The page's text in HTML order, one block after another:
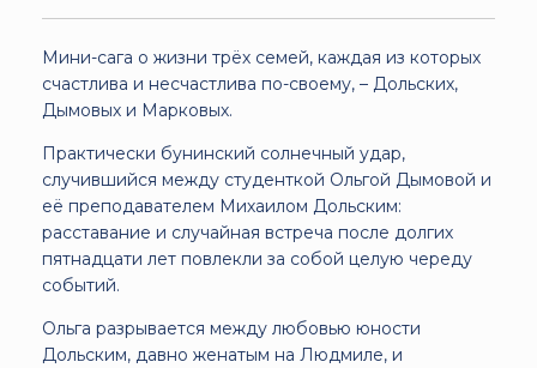
Мини-сага о жизни трёх семей, каждая из которых
счастлива и несчастлива по-своему, – Дольских,
Дымовых и Марковых.
Практически бунинский солнечный удар,
случившийся между студенткой Ольгой Дымовой и
её преподавателем Михаилом Дольским:
расставание и случайная встреча после долгих
пятнадцати лет повлекли за собой целую череду
событий.
Ольга разрывается между любовью юности
Дольским, давно женатым на Людмиле, и